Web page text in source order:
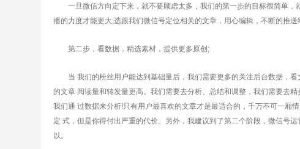
一旦微信方向定下来，就不要顾虑太多，我们的第一步的目标很简单，
播的力度才能更大;选跟我们微信号定位相关的文章，用心编辑，不断的推送
第二步，看数据，精选素材，提供更多原创;
当 我们的粉丝用户能达到基础量后，我们需要更多的关注后台数据，看
的文章 阅读量和转发量更高。我们需要去分析、总结和调整，我们需要去
我们通 过数据来分析!只有用户最喜欢的文章才是最适合的，千万不可一厢
定 式，但是你得付出严重的代价。另外，我建议到了第二个阶段，微信号
以。